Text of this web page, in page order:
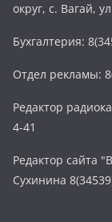
округ, с. Вагай,
Бухгалтерия:
Отдел рекламы:
Редактор
4-41
Редактор сайта
Сухинина